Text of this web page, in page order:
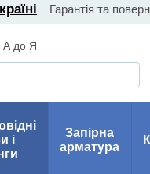
Гарантія та
А до Я
і
Запірна
арматура